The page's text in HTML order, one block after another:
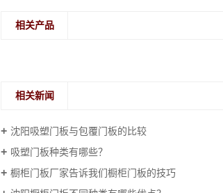
相关产品
相关新闻
沈阳吸塑门板与包覆门板的比较
吸塑门板种类有哪些？
橱柜门板厂家告诉我们橱柜门板的技巧